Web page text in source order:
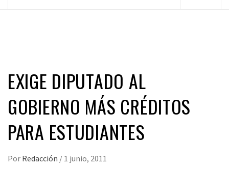
EXIGE DIPUTADO AL
GOBIERNO MÁS CRÉDITOS
PARA ESTUDIANTES
Por Redacción / 1 junio, 2011